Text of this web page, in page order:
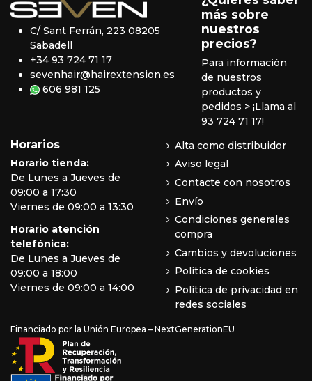
C/ Sant Ferrán, 223 08205
Sabadell
+34 93 724 71 17
sevenhair@hairextension.es
606 981 125
más sobre
nuestros
precios?
Para información
de nuestros
productos y
pedidos > ¡Llama al
93 724 71 17!
Horarios
Horario tienda:
De Lunes a Jueves de
09:00 a 17:30
Viernes de 09:00 a 13:30
Horario atención
telefónica:
De Lunes a Jueves de
09:00 a 18:00
Viernes de 09:00 a 14:00
Alta como distribuidor
Aviso legal
Contacte con nosotros
Envío
Condiciones generales
compra
Cambios y devoluciones
Política de cookies
Política de privacidad en
redes sociales
Financiado por la Unión Europea – NextGenerationEU